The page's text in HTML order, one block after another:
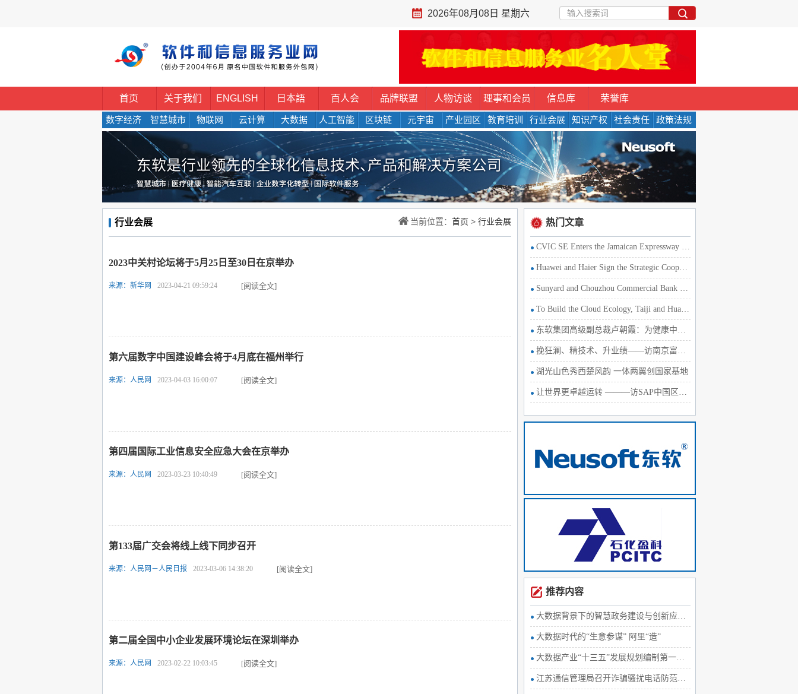
2026年08月08日 星期六
首页 关于我们 ENGLISH 日本語 百人会 品牌联盟 人物访谈 理事和会员 信息库 荣誉库
数字经济 智慧城市 物联网 云计算 大数据 人工智能 区块链 元宇宙 产业园区 教育培训 行业会展 知识产权 社会责任 政策法规
行业会展 当前位置： 首页 > 行业会展
2023中关村论坛将于5月25日至30日在京举办
来源：新华网 2023-04-21 09:59:24 [阅读全文]
第六届数字中国建设峰会将于4月底在福州举行
来源：人民网 2023-04-03 16:00:07 [阅读全文]
第四届国际工业信息安全应急大会在京举办
来源：人民网 2023-03-23 10:40:49 [阅读全文]
第133届广交会将线上线下同步召开
来源：人民网－人民日报 2023-03-06 14:38:20 [阅读全文]
第二届全国中小企业发展环境论坛在深圳举办
来源：人民网 2023-02-22 10:03:45 [阅读全文]
热门文章
CVIC SE Enters the Jamaican Expressway Market with the Strat
Huawei and Haier Sign the Strategic Cooperation Agreement
Sunyard and Chouzhou Commercial Bank Develop the Internet Fi
To Build the Cloud Ecology, Taiji and Huawei Sign a Strategi
东软集团高级副总裁卢朝霞：为健康中国战略献智出力
挽狂澜、精技术、升业绩——访南京富士通南大软件技术有限公司副董事长、总经理长仓浩士
湖光山色秀西楚风韵 一体两翼创国家基地
让世界更卓越运转 ———访SAP中国区总裁萧洁云
推荐内容
大数据背景下的智慧政务建设与创新应用研究
大数据时代的“生意参谋” 阿里“造”
大数据产业“十三五”发展规划编制第一次工作会议在京召开
江苏通信管理局召开诈骗骚扰电话防范治理暨基础通信信息大数据项